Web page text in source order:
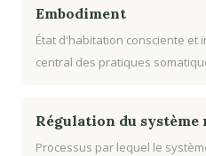
Embodiment
État d'habitation consciente et
central des pratiques
Régulation du système
Processus par lequel le